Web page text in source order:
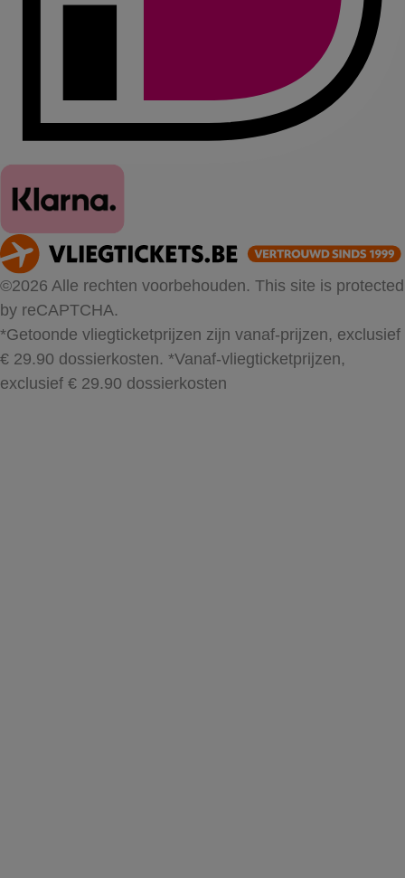
©2026 Alle rechten voorbehouden. This site is protected
by reCAPTCHA.
*Getoonde vliegticketprijzen zijn vanaf-prijzen, exclusief
€ 29.90 dossierkosten. *Vanaf-vliegticketprijzen,
exclusief € 29.90 dossierkosten